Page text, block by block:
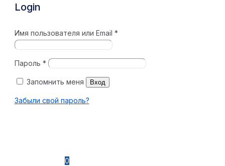
Login
Имя пользователя или Email *
Пароль *
Запомнить меня Вход
Забыли свой пароль?
0